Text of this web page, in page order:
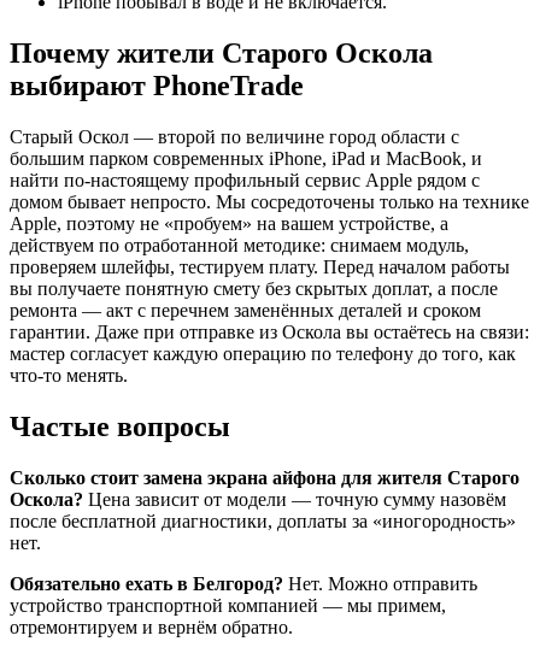
Почему жители Старого Оскола
выбирают PhoneTrade
Старый Оскол — второй по величине город области с
большим парком современных iPhone, iPad и MacBook, и
найти по-настоящему профильный сервис Apple рядом с
домом бывает непросто. Мы сосредоточены только на технике
Apple, поэтому не «пробуем» на вашем устройстве, а
действуем по отработанной методике: снимаем модуль,
проверяем шлейфы, тестируем плату. Перед началом работы
вы получаете понятную смету без скрытых доплат, а после
ремонта — акт с перечнем заменённых деталей и сроком
гарантии. Даже при отправке из Оскола вы остаётесь на связи:
мастер согласует каждую операцию по телефону до того, как
что-то менять.
Частые вопросы
Сколько стоит замена экрана айфона для жителя Старого
Оскола? Цена зависит от модели — точную сумму назовём
после бесплатной диагностики, доплаты за «иногородность»
нет.
Обязательно ехать в Белгород? Нет. Можно отправить
устройство транспортной компанией — мы примем,
отремонтируем и вернём обратно.